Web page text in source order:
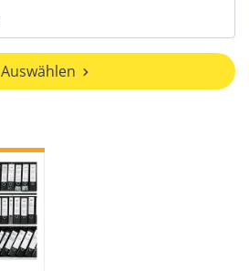
Auswählen